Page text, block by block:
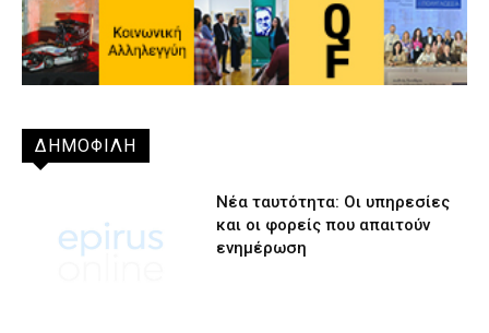
ΔΗΜΟΦΙΛΗ
Νέα ταυτότητα: Οι υπηρεσίες
και οι φορείς που απαιτούν
ενημέρωση